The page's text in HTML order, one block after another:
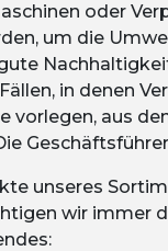
oder
um die
in denen
vorlegen, aus
unseres
wir immer